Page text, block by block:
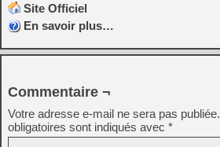
Site Officiel
En savoir plus…
Commentaire ¬
Votre adresse e-mail ne sera pas publiée.
obligatoires sont indiqués avec *